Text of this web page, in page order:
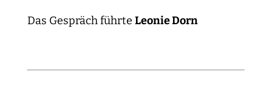
Das Gespräch führte Leonie Dorn